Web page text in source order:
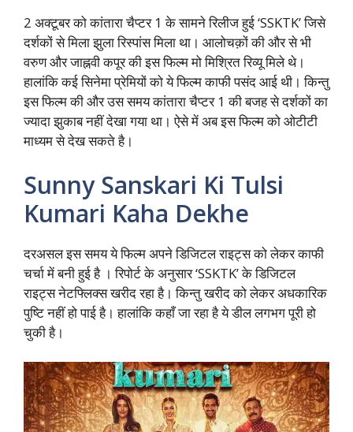
2 अक्टूबर को कांतारा चैप्टर 1 के सामने रिलीज हुई ‘SSKTK’ जिसे
दर्शकों से मिला झुला रिस्पांस मिला था। आलोचक़ों की और से भी
वरुण और जाह्नवी कपूर की इस फिल्म मो मिश्रित रिव्यू मिले थे।
हालांकि कई सिनेमा प्रेमियों को ये फिल्म काफी पसंद आई थी। किन्तु
इस फिल्म की और उस समय कांतारा चैप्टर 1 की बजह से दर्शकों का
ज्यादा झुकाब नहीं देखा गया था। ऐसे में अब इस फिल्म को ओटीटी
माध्यम से देख सकते है।
Sunny Sanskari Ki Tulsi
Kumari Kaha Dekhe
दरअसल इस समय ये फिल्म अपने डिजिटल राइट्स को लेकर काफी
चर्चा में बनी हुई है । रिपोर्ट के अनुसार ‘SSKTK’ के डिजिटल
राइट्स नेटफ्लिक्स खरीद रहा है। किन्तु खरीद को लेकर अधकारिक
पुष्टि नहीं हो पाई है। हालांकि कहाँ जा रहा है ये डील लगभग पूरी हो
चुकी है।